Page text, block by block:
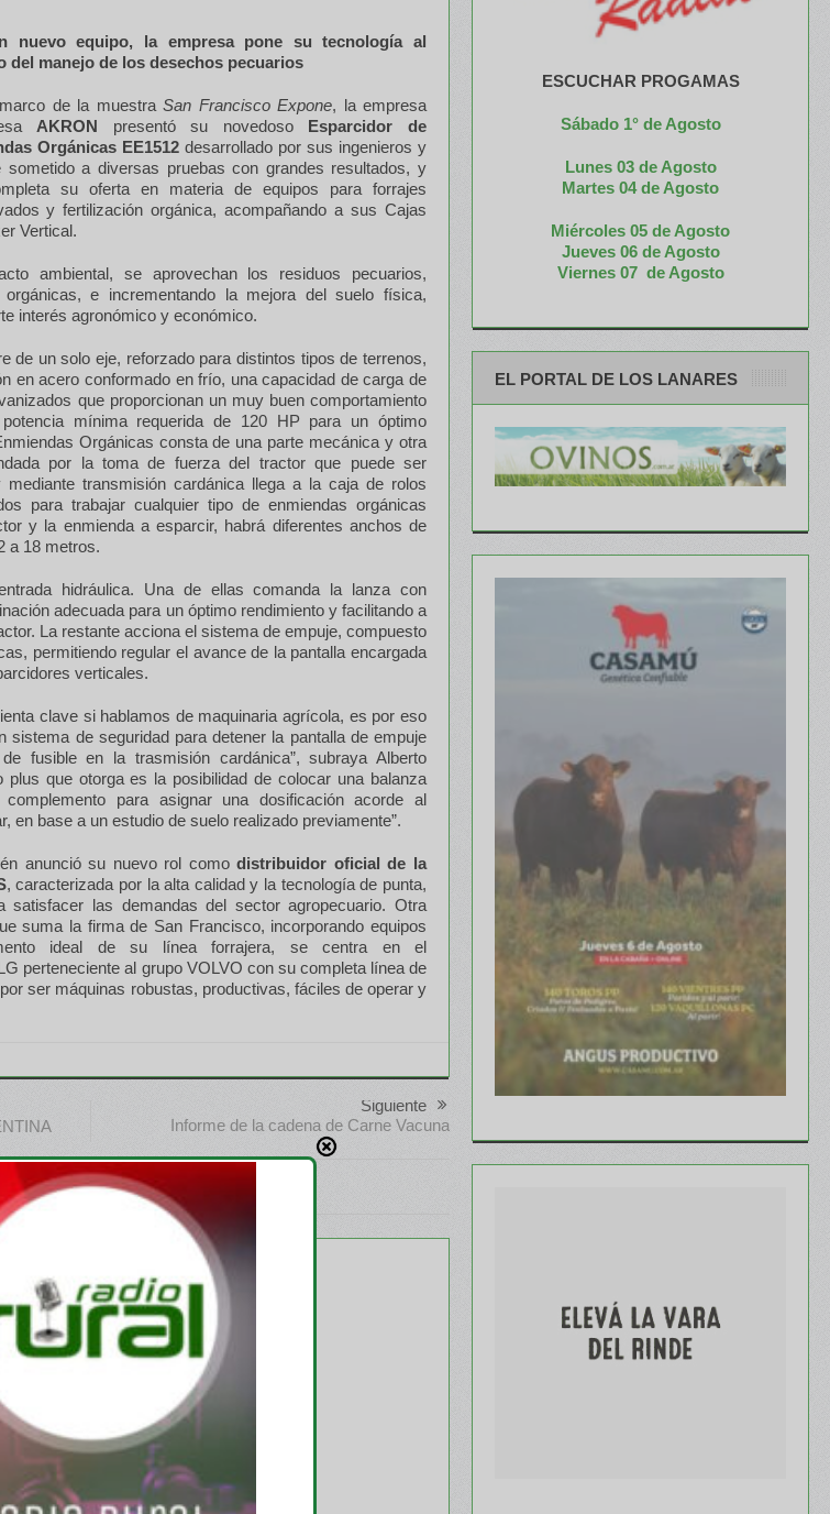
nuevo equipo, la empresa pone su tecnología al
del manejo de los desechos pecuarios
de la muestra San Francisco Expone, la empresa
AKRON presentó su novedoso Esparcidor de
Orgánicas EE1512desarrollado por sus ingenieros y
sometido a diversas pruebas con grandes resultados, y
su oferta en materia de equipos para forrajes
y fertilización orgánica, acompañando a sus Cajas
Vertical.
ambiental, se aprovechan los residuos pecuarios,
orgánicas, e incrementando la mejora del suelo física,
interés agronómico y económico.
de un solo eje, reforzado para distintos tipos de terrenos,
en acero conformado en frío, una capacidad de carga de
que proporcionan un muy buen comportamiento
mínima requerida de 120 HP para un óptimo
Orgánicas consta de una parte mecánica y otra
por la toma de fuerza del tractor que puede ser
transmisión cardánica llega a la caja de rolos
para trabajar cualquier tipo de enmiendas orgánicas
y la enmienda a esparcir, habrá diferentes anchos de
a 18 metros.
hidráulica. Una de ellas comanda la lanza con
adecuada para un óptimo rendimiento y facilitando a
La restante acciona el sistema de empuje, compuesto
permitiendo regular el avance de la pantalla encargada
verticales.
clave si hablamos de maquinaria agrícola, es por eso
sistema de seguridad para detener la pantalla de empuje
fusible en la trasmisión cardánica”, subraya Alberto
plus que otorga es la posibilidad de colocar una balanza
para asignar una dosificación acorde al
en base a un estudio de suelo realizado previamente”.
anunció su nuevo rol comodistribuidor oficial de la
, caracterizada por la alta calidad y la tecnología de punta,
satisfacer las demandas del sector agropecuario. Otra
suma la firma de San Francisco, incorporando equipos
ideal de su línea forrajera, se centra en el
perteneciente al grupo VOLVO con su completa línea de
ser máquinas robustas, productivas, fáciles de operar y
Siguiente
Informe de la cadena de Carne Vacuna
logra la verificación
la huella de carbono de su
granulada por parte de
ESCUCHAR PROGAMAS
Sábado 1° de Agosto
Lunes 03 de Agosto
Martes 04 de Agosto
Miércoles 05 de Agosto
Jueves 06 de Agosto
Viernes 07 de Agosto
EL PORTAL DE LOS LANARES